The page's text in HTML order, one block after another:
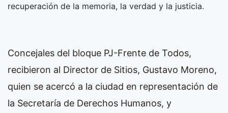
recuperación de la memoria, la verdad y la justicia.
Concejales del bloque PJ-Frente de Todos,
recibieron al Director de Sitios, Gustavo Moreno,
quien se acercó a la ciudad en representación de
la Secretaría de Derechos Humanos, y